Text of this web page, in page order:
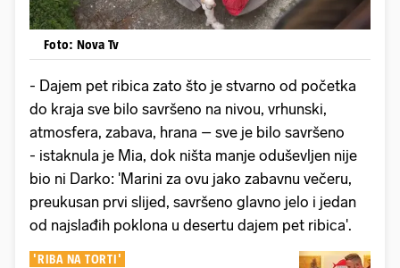
Foto: Nova Tv
- Dajem pet ribica zato što je stvarno od početka
do kraja sve bilo savršeno na nivou, vrhunski,
atmosfera, zabava, hrana – sve je bilo savršeno
- istaknula je Mia, dok ništa manje oduševljen nije
bio ni Darko: 'Marini za ovu jako zabavnu večeru,
preukusan prvi slijed, savršeno glavno jelo i jedan
od najslađih poklona u desertu dajem pet ribica'.
'RIBA NA TORTI'